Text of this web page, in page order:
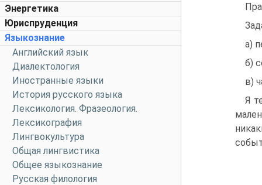
Энергетика
Юриспруденция
Языкознание
Английский язык
Диалектология
Иностранные языки
История русского языка
Лексикология. Фразеология.
Лексикография
Лингвокультура
Общая лингвистика
Общее языкознание
Русская филология
а)
б)
в)
Я